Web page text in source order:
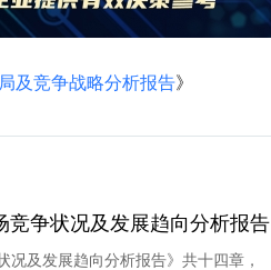
及竞争战略分析报告》
争状况及发展趋向分析报告
及发展趋向分析报告》共十四章，